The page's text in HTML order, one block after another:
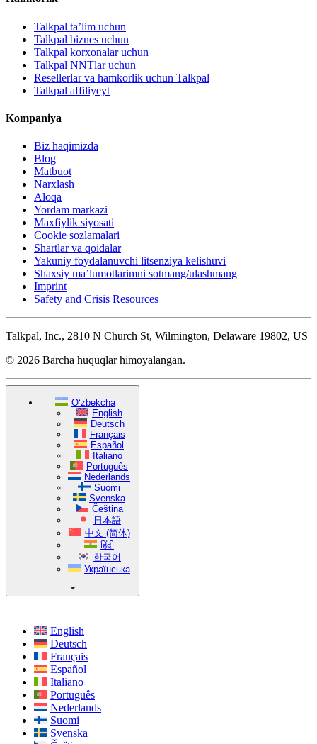
Talkpal ta’lim uchun
Talkpal biznes uchun
Talkpal korxonalar uchun
Talkpal NNTlar uchun
Resellerlar va hamkorlik uchun Talkpal
Talkpal affiliyeyt
Kompaniya
Biz haqimizda
Blog
Matbuot
Narxlash
Aloqa
Yordam markazi
Maxfiylik siyosati
Cookie sozlamalari
Shartlar va qoidalar
Yakuniy foydalanuvchi litsenziya kelishuvi
Shaxsiy ma’lumotlarimni sotmang/ulashmang
Imprint
Safety and Crisis Resources
Talkpal, Inc., 2810 N Church St, Wilmington, Delaware 19802, US
© 2026 Barcha huquqlar himoyalangan.
O‘zbekcha
English
Deutsch
Français
Español
Italiano
Português
Nederlands
Suomi
Svenska
Čeština
日本語
中文 (简体)
हिंदी
한국어
Українська
English
Deutsch
Français
Español
Italiano
Português
Nederlands
Suomi
Svenska